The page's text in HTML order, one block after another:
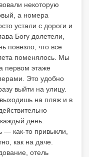
некоторую
а номера
устали с дороги и
Богу долетели,
повезло, что все
поменялось. Мы
первом этаже
Это удобно
выйти на улицу.
на пляж и в
день.
как-то привыкли,
как на даче.
отель